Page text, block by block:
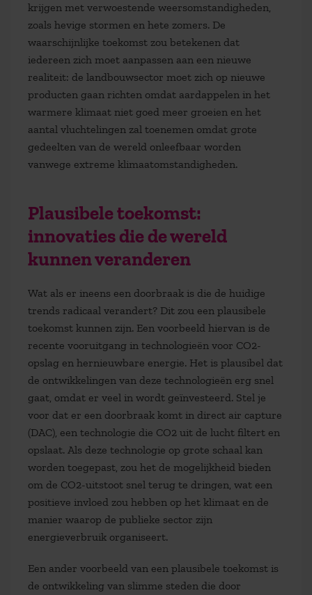
krijgen met verwoestende weersomstandigheden,
zoals hevige stormen en hete zomers. De
waarschijnlijke toekomst zou betekenen dat
iedereen zich moet aanpassen aan een nieuwe
realiteit: de landbouwsector moet zich op nieuwe
producten gaan richten omdat aardappelen in het
warmere klimaat niet goed meer groeien en het
aantal vluchtelingen zal toenemen omdat grote
gedeelten van de wereld onleefbaar worden
vanwege extreme klimaatomstandigheden.
Plausibele toekomst:
innovaties die de wereld
kunnen veranderen
Wat als er ineens een doorbraak is die de huidige
trends radicaal verandert? Dit zou een plausibele
toekomst kunnen zijn. Een voorbeeld hiervan is de
recente vooruitgang in technologieën voor CO2-
opslag en hernieuwbare energie. Het is plausibel dat
de ontwikkelingen van deze technologieën erg snel
gaat, omdat er veel in wordt geïnvesteerd. Stel je
voor dat er een doorbraak komt in direct air capture
(DAC), een technologie die CO2 uit de lucht filtert en
opslaat. Als deze technologie op grote schaal kan
worden toegepast, zou het de mogelijkheid bieden
om de CO2-uitstoot snel terug te dringen, wat een
positieve invloed zou hebben op het klimaat en de
manier waarop de publieke sector zijn
energieverbruik organiseert.
Een ander voorbeeld van een plausibele toekomst is
de ontwikkeling van slimme steden die door